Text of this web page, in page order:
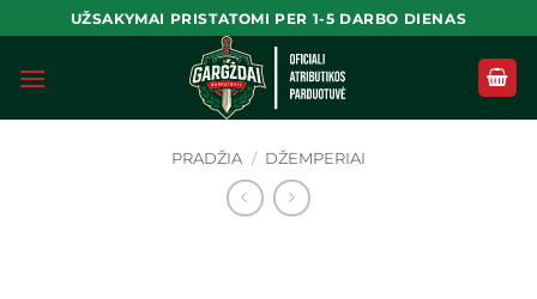
to
content
UŽSAKYMAI PRISTATOMI PER 1-5 DARBO DIENAS
PRADŽIA / DŽEMPERIAI